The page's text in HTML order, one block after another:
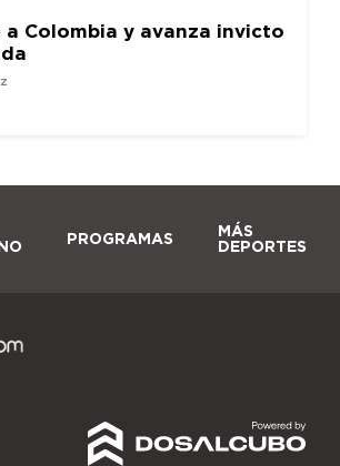
a Colombia y avanza invicto
PROGRAMAS
MÁS
DEPORTES